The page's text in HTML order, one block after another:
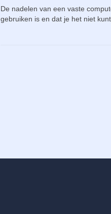
De nadelen van een vaste
gebruiken is en dat je het niet